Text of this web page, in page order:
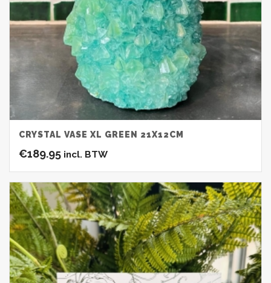
CRYSTAL VASE XL GREEN 21X12CM
€189.95 incl. BTW